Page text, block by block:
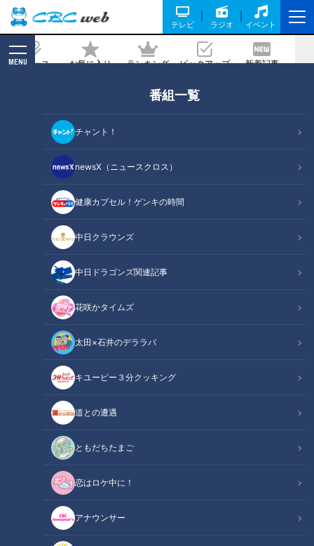
テレビ ラジオ イベント
ニュース お気に入り ランキング ピックアップ 新着記事
MENU
番組一覧
チャント！
newsX（ニュースクロス）
健康カプセル！ゲンキの時間
中日クラウンズ
中日ドラゴンズ関連記事
花咲かタイムズ
太田×石井のデララバ
キユーピー３分クッキング
道との遭遇
ともだちたまご
恋はロケ中に！
アナウンサー
ーピー３分クッキング】
2024/12/03 18:00
CBCテレビ：画像『キユーピー3分クッキング』
キユーピー３分クッキング
レシピ紹介
肉を切る手間をかけず、火の通りも早い、手軽な親子丼。ひき
肉のそぼろ感とトロッとした卵で口当たりも抜群です。（講
師：宮本和秀先生／キユーピー３分クッキング ）
関連リンク